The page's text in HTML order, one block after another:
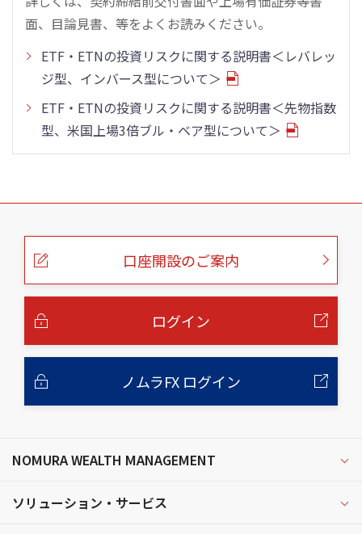
面、目論見書、等をよくお読みください。
ETF・ETNの投資リスクに関する説明書＜レバレッ
ジ型、インバース型について＞
ETF・ETNの投資リスクに関する説明書＜先物指数
型、米国上場3倍ブル・ベア型について＞
こ
口座開設のご案内
ログイン
ノムラFX ログイン
NOMURA WEALTH MANAGEMENT
ソリューション・サービス